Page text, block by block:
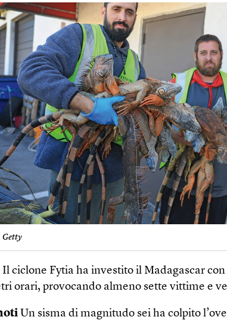
Getty
Il ciclone Fytia ha investito il Madagascar con
orari, provocando almeno sette vittime e
Un sisma di magnitudo sei ha colpito